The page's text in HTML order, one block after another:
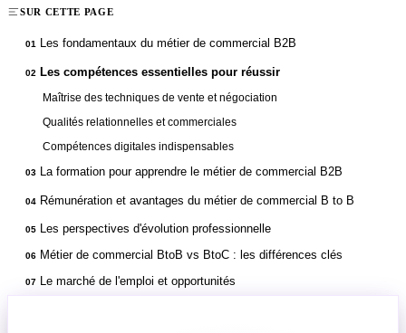
SUR CETTE PAGE
01 Les fondamentaux du métier de commercial B2B
02 Les compétences essentielles pour réussir
Maîtrise des techniques de vente et négociation
Qualités relationnelles et commerciales
Compétences digitales indispensables
03 La formation pour apprendre le métier de commercial B2B
04 Rémunération et avantages du métier de commercial B to B
05 Les perspectives d'évolution professionnelle
06 Métier de commercial BtoB vs BtoC : les différences clés
07 Le marché de l'emploi et opportunités